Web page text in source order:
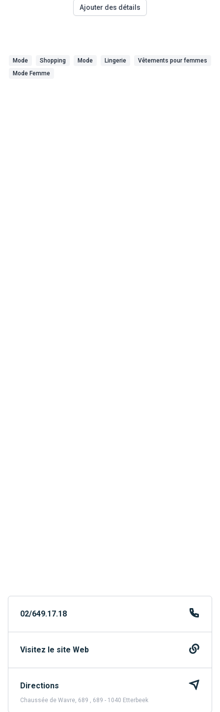
Ajouter des détails
Mode Shopping Mode Lingerie
Vêtements pour femmes
Mode Femme
02/649.17.18
Visitez le site Web
Directions
Chaussée de Wavre, 689 , 689 - 1040 Etterbeek